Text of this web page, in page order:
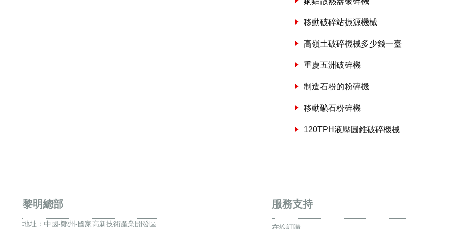
移動破碎站振源機械
高嶺土破碎機械多少錢一臺
重慶五洲破碎機
制造石粉的粉碎機
移動礦石粉碎機
120TPH液壓圓錐破碎機械
黎明總部
地址： 中國-鄭州-國家高新技術產業開發區
服務支持